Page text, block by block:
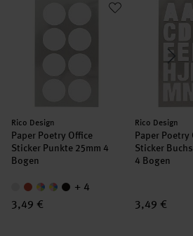
Hersteller:
Rico Design
Paper Poetry Office
Sticker Punkte 25mm 4
Bogen
+ 4
3,49 €
Hersteller:
Rico Design
Paper Poetry
Sticker
4 Bogen
3,49 €